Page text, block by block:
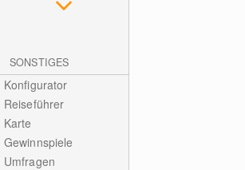
SONSTIGES
Konfigurator
Reiseführer
Karte
Gewinnspiele
Umfragen